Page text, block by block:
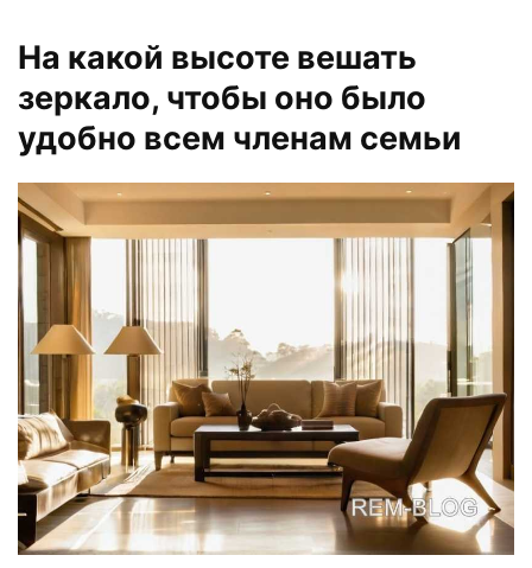
На какой высоте вешать
зеркало, чтобы оно было
удобно всем членам семьи